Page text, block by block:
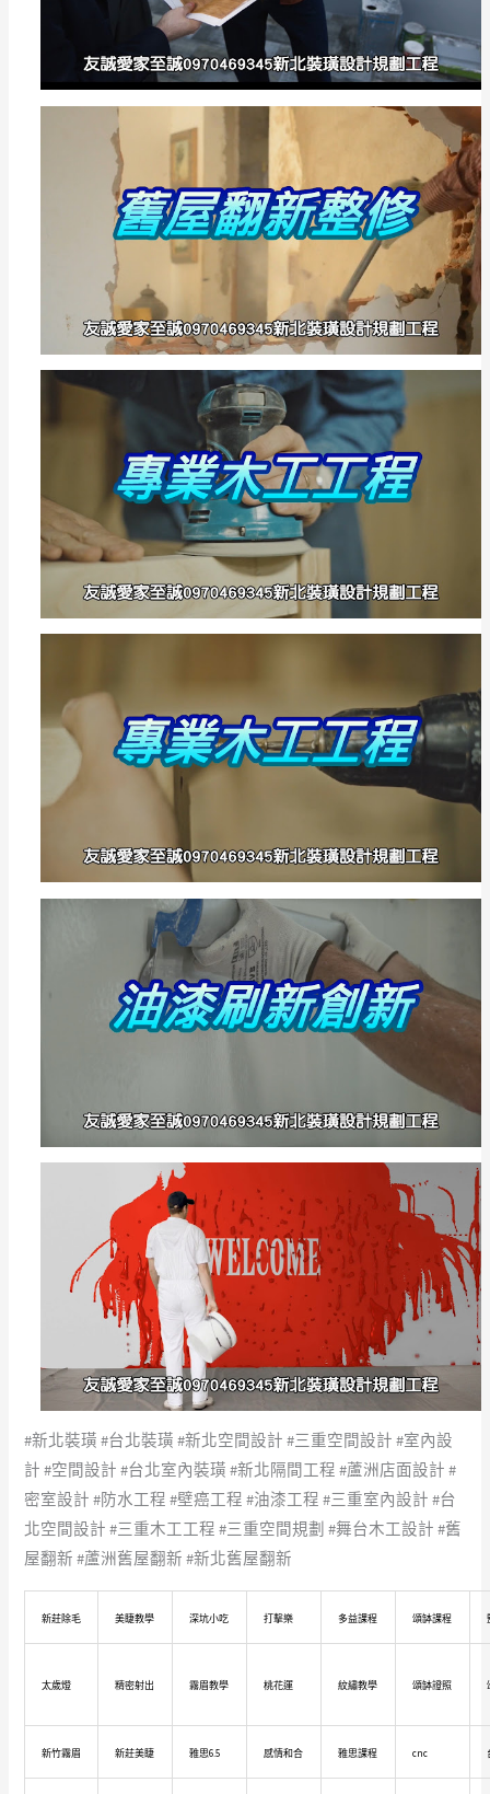
#新北裝璜 #台北裝璜 #新北空間設計 #三重空間設計 #室內設
計 #空間設計 #台北室內裝璜 #新北隔間工程 #蘆洲店面設計 #
密室設計 #防水工程 #壁癌工程 #油漆工程 #三重室內設計 #台
北空間設計 #三重木工工程 #三重空間規劃 #舞台木工設計 #舊
屋翻新 #蘆洲舊屋翻新 #新北舊屋翻新
新莊除毛 美睫教學 深坑小吃 打擊樂 多益課程 頌缽課程
太歲燈 精密射出 霧眉教學 桃花運 紋繡教學 頌缽證照
新竹霧眉 新莊美睫 雅思6.5 感情和合 雅思課程 cnc